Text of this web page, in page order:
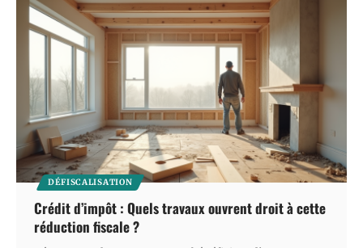
DÉFISCALISATION
Crédit d’impôt : Quels travaux ouvrent droit à cette
réduction fiscale ?